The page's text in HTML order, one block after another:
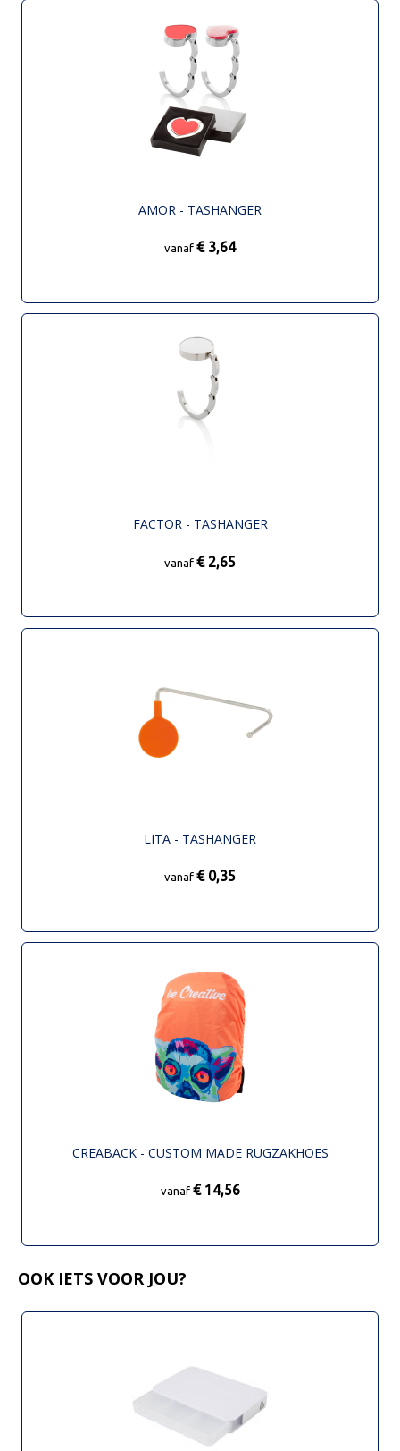
AMOR - TASHANGER
vanaf € 3,64
FACTOR - TASHANGER
vanaf € 2,65
LITA - TASHANGER
vanaf € 0,35
CREABACK - CUSTOM MADE RUGZAKHOES
vanaf € 14,56
OOK IETS VOOR JOU?